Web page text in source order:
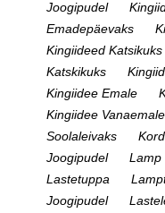
Joogipudel
Emadepäevaks
Kingiideed Katsikuks
Katskikuks
Kingiidee Emale
Kingiidee Vanaemale
Soolaleivaks
Joogipudel
Lamp
Lastetuppa
Joogipudel